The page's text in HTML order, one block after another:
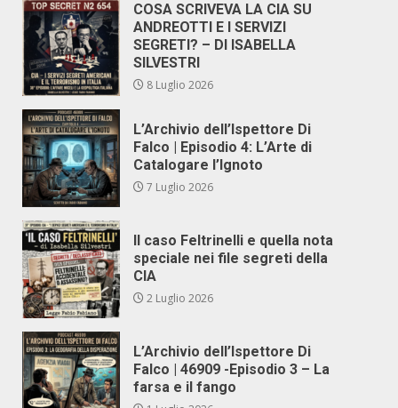
COSA SCRIVEVA LA CIA SU
ANDREOTTI E I SERVIZI
SEGRETI? – DI ISABELLA
SILVESTRI
8 Luglio 2026
L’Archivio dell’Ispettore Di
Falco | Episodio 4: L’Arte di
Catalogare l’Ignoto
7 Luglio 2026
Il caso Feltrinelli e quella nota
speciale nei file segreti della
CIA
2 Luglio 2026
L’Archivio dell’Ispettore Di
Falco | 46909 -Episodio 3 – La
farsa e il fango